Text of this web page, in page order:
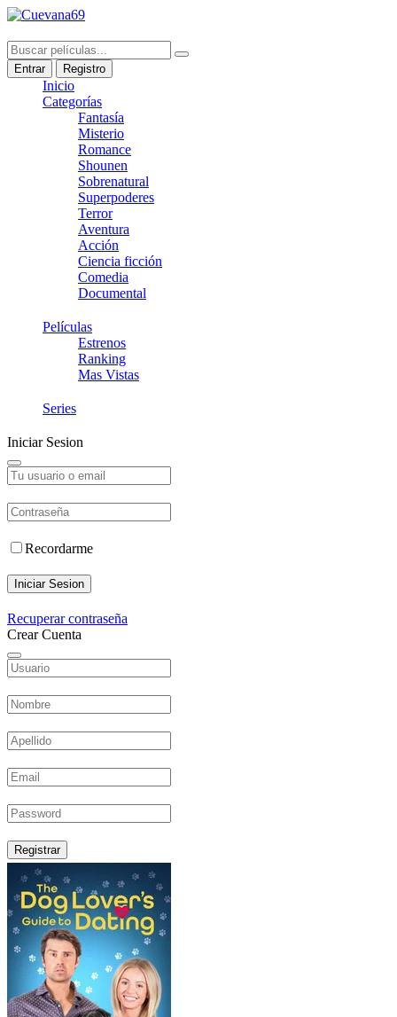
Entrar Registro
Inicio
Categorías
Fantasía
Misterio
Romance
Shounen
Sobrenatural
Superpoderes
Terror
Aventura
Acción
Ciencia ficción
Comedia
Documental
Películas
Estrenos
Ranking
Mas Vistas
Series
Iniciar Sesion
Recordarme
Iniciar Sesion
Recuperar contraseña
Crear Cuenta
Registrar